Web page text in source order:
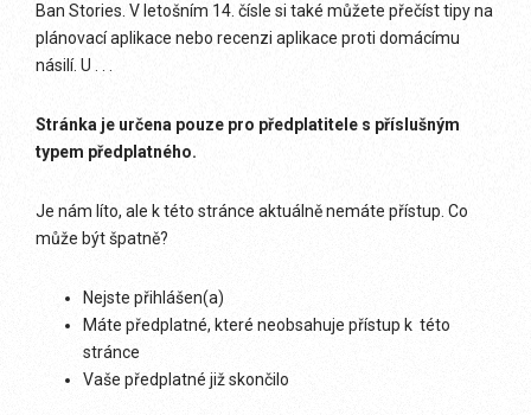
Ban Stories. V letošním 14. čísle si také můžete přečíst tipy na
plánovací aplikace nebo recenzi aplikace proti domácímu
násilí. U . . .
Stránka je určena pouze pro předplatitele s příslušným
typem předplatného.
Je nám líto, ale k této stránce aktuálně nemáte přístup. Co
může být špatně?
Nejste přihlášen(a)
Máte předplatné, které neobsahuje přístup k této
stránce
Vaše předplatné již skončilo